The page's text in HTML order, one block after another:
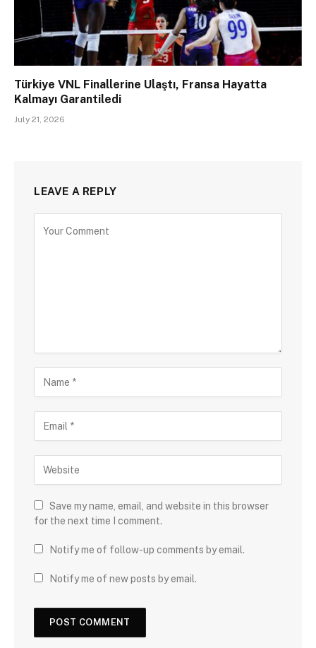
Türkiye VNL Finallerine Ulaştı, Fransa Hayatta
Kalmayı Garantiledi
July 21, 2026
LEAVE A REPLY
Save my name, email, and website in this browser
for the next time I comment.
Notify me of follow-up comments by email.
Notify me of new posts by email.